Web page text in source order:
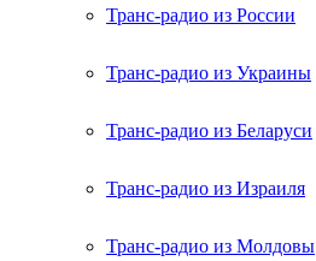
Транс-радио из России
Транс-радио из Украины
Транс-радио из Беларуси
Транс-радио из Израиля
Транс-радио из Молдовы